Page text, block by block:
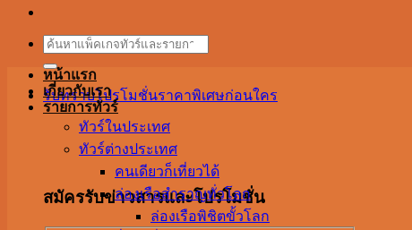
Search
for:
รับทราบโปรโมชั่นราคาพิเศษก่อนใคร
สมัครรับข่าวสารและโปรโมชั่น
หน้าแรก
เกี่ยวกับเรา
รายการทัวร์
ทัวร์ในประเทศ
ทัวร์ต่างประเทศ
คนเดียวก็เที่ยวได้
ล่องเรือสำราญทั่วโลก
ล่องเรือพิชิตขั้วโลก